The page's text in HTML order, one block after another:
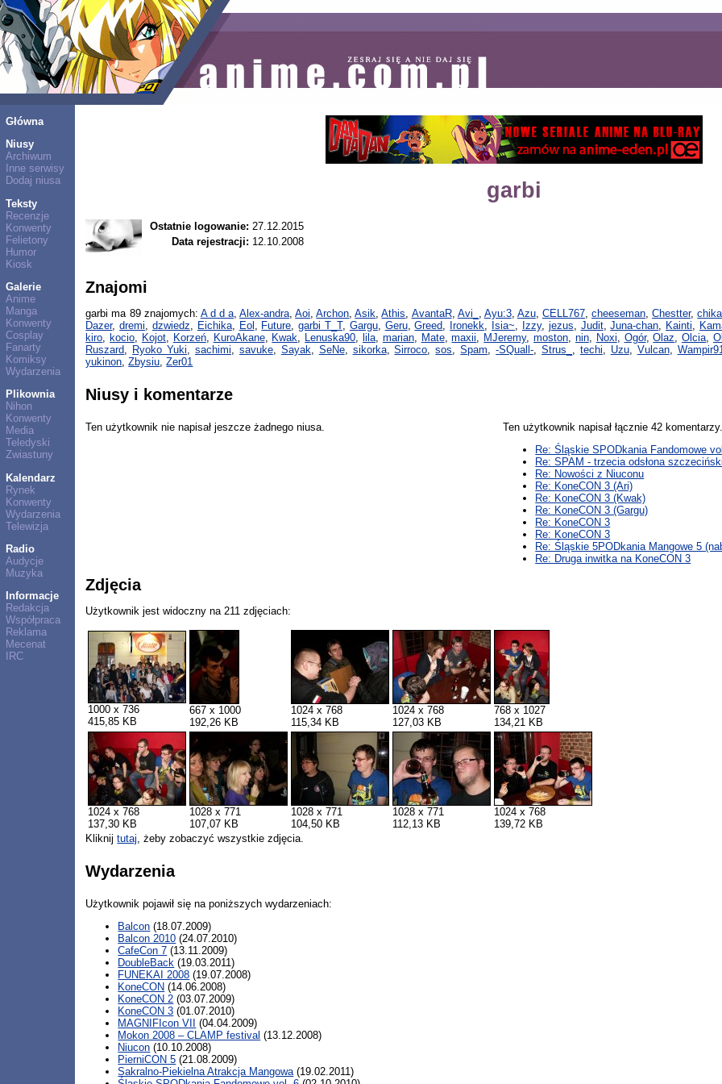
Główna
Niusy
Archiwum
Inne serwisy
Dodaj niusa
Teksty
Recenzje
Konwenty
Felietony
Humor
Kiosk
Galerie
Anime
Manga
Konwenty
Cosplay
Fanarty
Komiksy
Wydarzenia
Plikownia
Nihon
Konwenty
Media
Teledyski
Zwiastuny
Kalendarz
Rynek
Konwenty
Wydarzenia
Telewizja
Radio
Audycje
Muzyka
Informacje
Redakcja
Współpraca
Reklama
Mecenat
IRC
garbi
Ostatnie logowanie: 27.12.2015
Data rejestracji: 12.10.2008
Znajomi
garbi ma 89 znajomych: A d d a,Alex-andra,Aoi,Archon,Asik,Athis, AvantaR, Avi_ , Ayu:3, Azu, CELL767,cheeseman,Chestter,chika
Dazer,dremi, dzwiedz, Eichika, Eol , Future,garbi T_T, Gargu, Geru,Greed, Ironekk, Isia~, Izzy, jezus, Judit,Juna-chan, Kainti,
kiro, kocio, Kojot, Korzeń, KuroAkane, Kwak, Lenuska90, lila, marian, Mate,maxii, MJeremy,moston, nin, Noxi, Ogór,Olaz,Olcia,
Ruszard, Ryoko Yuki, sachimi, savuke, Sayak, SeNe, sikorka,Sirroco,sos,Spam,-SQuall-,Strus_ , techi, Uzu, Vulcan,
yukinon,Zbysiu,Zer01
Niusy i komentarze
Ten użytkownik nie napisał jeszcze żadnego niusa.
Ten użytkownik napisał łącznie 42
Re: Śląskie SPODkania Fandomowe
Re: SPAM - trzecia odsłona
Re: Nowości z Niuconu
Re: KoneCON 3 (Ari)
Re: KoneCON 3 (Kwak)
Re: KoneCON 3 (Gargu)
Re: KoneCON 3
Re: KoneCON 3
Re: Śląskie 5PODkania Mangowe 5
Re: Druga inwitka na KoneCON 3
Zdjęcia
Użytkownik jest widoczny na 211 zdjęciach:
1000 x 736
415,85 KB
667 x 1000
192,26 KB
1024 x 768
115,34 KB
1024 x 768
127,03 KB
768 x 1027
134,21 KB
1024 x 768
137,30 KB
1028 x 771
107,07 KB
1028 x 771
104,50 KB
1028 x 771
112,13 KB
1024 x 768
139,72 KB
Kliknijtutaj, żeby zobaczyć wszystkie zdjęcia.
Wydarzenia
Użytkownik pojawił się na poniższych wydarzeniach:
Balcon (18.07.2009)
Balcon 2010 (24.07.2010)
CafeCon 7 (13.11.2009)
DoubleBack (19.03.2011)
FUNEKAI 2008 (19.07.2008)
KoneCON (14.06.2008)
KoneCON 2 (03.07.2009)
KoneCON 3 (01.07.2010)
MAGNIFIcon VII
(04.04.2009)
Mokon 2008 – CLAMP festival (13.12.2008)
Niucon (10.10.2008)
PierniCON 5 (21.08.2009)
Sakralno-Piekielna Atrakcja Mangowa(19.02.2011)